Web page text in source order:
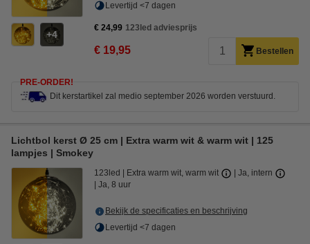
4
Levertijd <7 dagen
€ 24,99 123led adviesprijs
€ 19,95 Bestellen
PRE-ORDER!
Dit kerstartikel zal medio september 2026 worden verstuurd.
Lichtbol kerst Ø 25 cm | Extra warm wit & warm wit | 125
lampjes | Smokey
123led Extra warm wit, warm wit
Ja, intern
Ja, 8 uur
Bekijk de specificaties en beschrijving
Levertijd <7 dagen